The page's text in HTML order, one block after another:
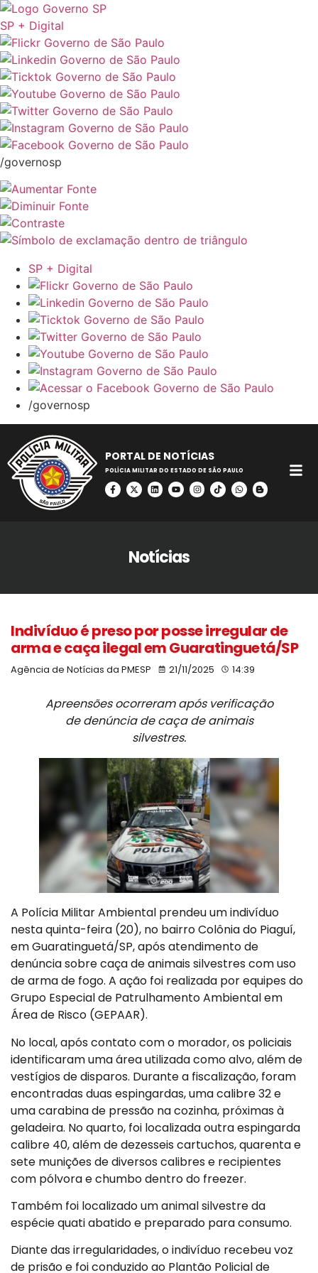
SP + Digital
/governosp
SP + Digital
/governosp
PORTAL DE NOTÍCIAS
POLÍCIA MILITAR DO ESTADO DE SÃO PAULO
Notícias
Indivíduo é preso por posse irregular de
arma e caça ilegal em Guaratinguetá/SP
Agência de Notícias da PMESP 21/11/2025 14:39
Apreensões ocorreram após verificação
de denúncia de caça de animais
silvestres.
A Polícia Militar Ambiental prendeu um indivíduo
nesta quinta-feira (20), no bairro Colônia do Piaguí,
em Guaratinguetá/SP, após atendimento de
denúncia sobre caça de animais silvestres com uso
de arma de fogo. A ação foi realizada por equipes do
Grupo Especial de Patrulhamento Ambiental em
Área de Risco (GEPAAR).
No local, após contato com o morador, os policiais
identificaram uma área utilizada como alvo, além de
vestígios de disparos. Durante a fiscalização, foram
encontradas duas espingardas, uma calibre 32 e
uma carabina de pressão na cozinha, próximas à
geladeira. No quarto, foi localizada outra espingarda
calibre 40, além de dezesseis cartuchos, quarenta e
sete munições de diversos calibres e recipientes
com pólvora e chumbo dentro do freezer.
Também foi localizado um animal silvestre da
espécie quati abatido e preparado para consumo.
Diante das irregularidades, o indivíduo recebeu voz
de prisão e foi conduzido ao Plantão Policial de